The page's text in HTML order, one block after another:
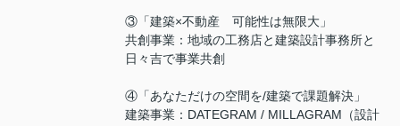
③「建築×不動産 可能性は無限大」
共創事業：地域の工務店と建築設計事務所と
日々吉で事業共創
④「あなただけの空間を/建築で課題解決」
建築事業：DATEGRAM / MILLAGRAM（設計